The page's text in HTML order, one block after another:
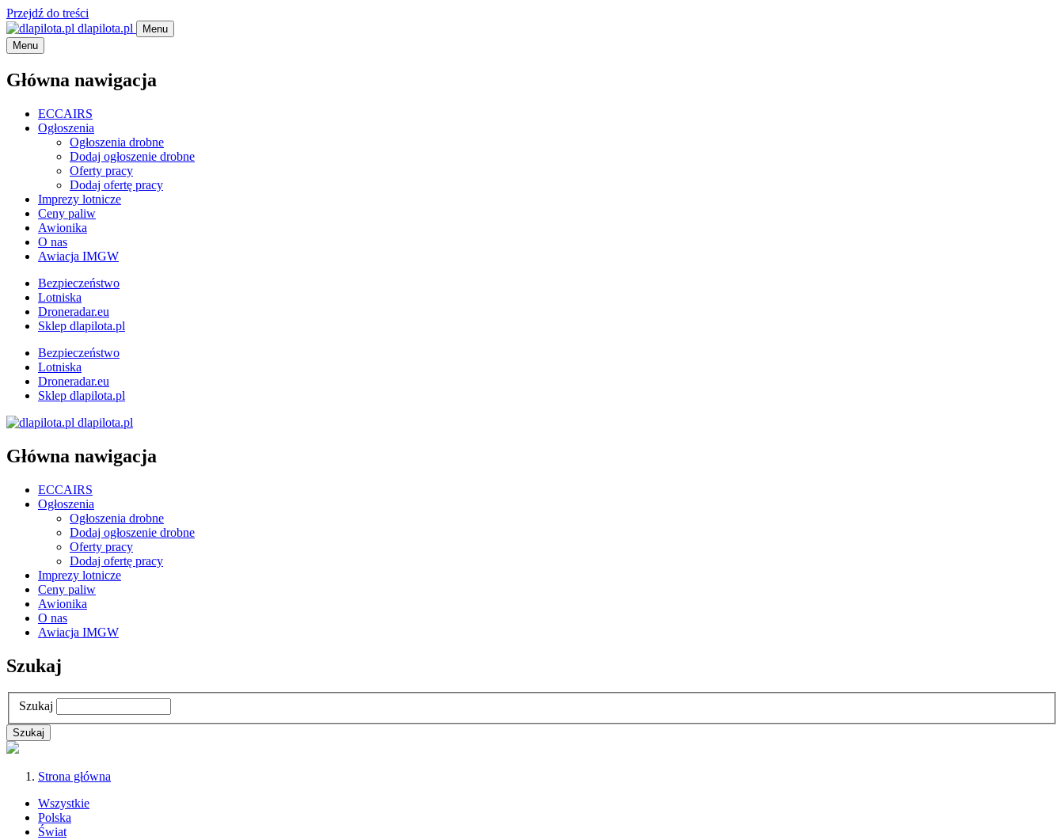
Przejdź do treści
dlapilota.pl
Menu
Menu
Główna nawigacja
ECCAIRS
Ogłoszenia
Ogłoszenia drobne
Dodaj ogłoszenie drobne
Oferty pracy
Dodaj ofertę pracy
Imprezy lotnicze
Ceny paliw
Awionika
O nas
Awiacja IMGW
Bezpieczeństwo
Lotniska
Droneradar.eu
Sklep dlapilota.pl
Bezpieczeństwo
Lotniska
Droneradar.eu
Sklep dlapilota.pl
dlapilota.pl
Główna nawigacja
ECCAIRS
Ogłoszenia
Ogłoszenia drobne
Dodaj ogłoszenie drobne
Oferty pracy
Dodaj ofertę pracy
Imprezy lotnicze
Ceny paliw
Awionika
O nas
Awiacja IMGW
Szukaj
Szukaj
Strona główna
Wszystkie
Polska
Świat